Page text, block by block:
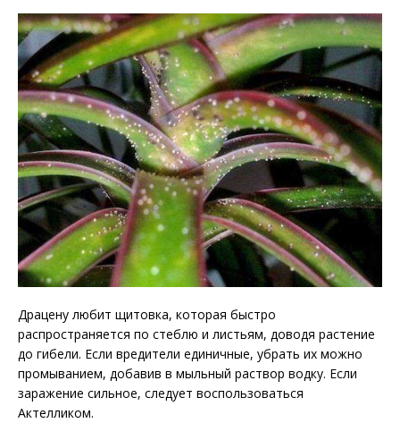
Драцену любит щитовка, которая быстро
распространяется по стеблю и листьям, доводя растение
до гибели. Если вредители единичные, убрать их можно
промыванием, добавив в мыльный раствор водку. Если
заражение сильное, следует воспользоваться
Актелликом.